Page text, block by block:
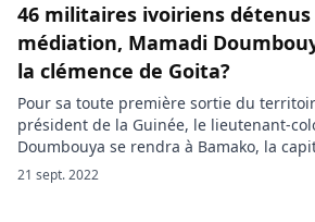
46 militaires ivoiriens
médiation, Mamadi
la clémence de Goita?
Pour sa toute première sortie du
président de la Guinée, le lieutenant-
Doumbouya se rendra à Bamako, la
Durant son séjour, Doumbouya
21 sept. 2022